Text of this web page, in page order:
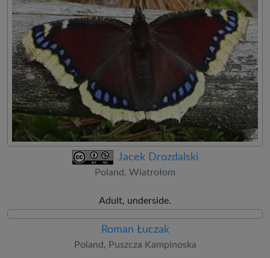
Jacek Drozdalski
Poland, Wiatrołom
Adult, underside.
Roman Łuczak
Poland, Puszcza Kampinoska